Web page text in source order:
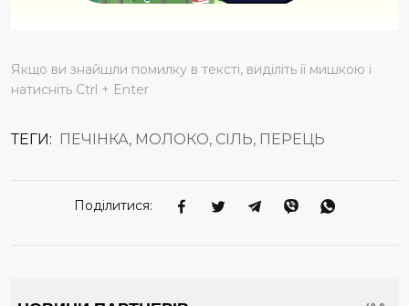
Якщо ви знайшли помилку в тексті, виділіть її мишкою і
натисніть Ctrl + Enter
ТЕГИ: ПЕЧІНКА, МОЛОКО, СІЛЬ, ПЕРЕЦЬ
Поділитися: